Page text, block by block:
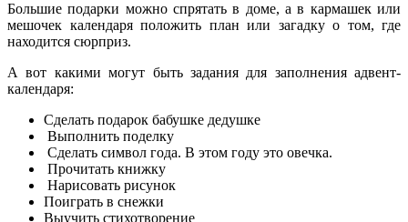
Большие подарки можно спрятать в доме, а в кармашек или
мешочек календаря положить план или загадку о том, где
находится сюрприз.
А вот какими могут быть задания для заполнения адвент-
календаря:
Сделать подарок бабушке дедушке
Выполнить поделку
Сделать символ года. В этом году это овечка.
Прочитать книжку
Нарисовать рисунок
Поиграть в снежки
Выучить стихотворение